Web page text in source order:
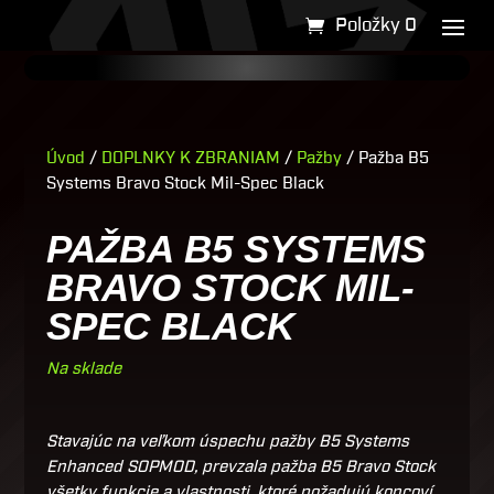
Položky 0
Úvod / DOPLNKY K ZBRANIAM / Pažby / Pažba B5
Systems Bravo Stock Mil-Spec Black
PAŽBA B5 SYSTEMS
BRAVO STOCK MIL-
SPEC BLACK
Na sklade
Stavajúc na veľkom úspechu pažby B5 Systems
Enhanced SOPMOD, prevzala pažba B5 Bravo Stock